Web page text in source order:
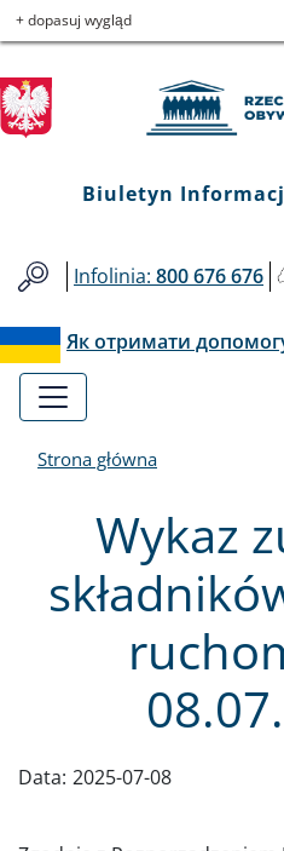
Przejdź
do
menu
głównego
Przejdź
do
treści
Przejdź
to
informacji
o
kontakcie
Przejdź
do
mapy
serwisu
Biuletyn
Informacji
Publicznej
RPO
+ dopasuj wygląd
Biuletyn
Infolinia: 800 676 676
Як отримати
Strona główna
Wykaz
Data: 2025-07-08